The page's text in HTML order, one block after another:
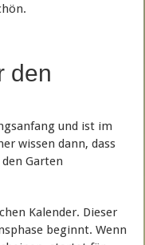
den
und ist im
wissen dann, dass
Garten
Kalender. Dieser
beginnt. Wenn